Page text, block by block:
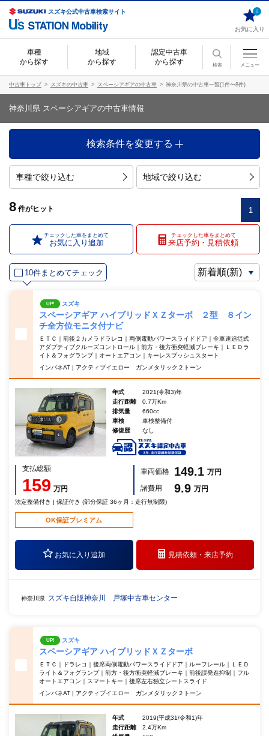
スズキ公式中古車検索サイト
お気に入り
0
車種
から探す
地域
から探す
認定中古車
から探す
検索 メニュー
中古車トップ スズキの中古車 スペーシアギアの中古車 神奈川県の中古車一覧(1件〜8件)
神奈川県 スペーシアギアの中古車情報
検索条件を変更する
車種で絞り込む 地域で絞り込む
8 件がヒット 1
チェックした車をまとめて
お気に入り追加
チェックした車をまとめて
来店予約・見積依頼
10件まとめてチェック
UP! スズキ
スペーシアギア ハイブリッドＸＺターボ ２型 ８イン
チ全方位モニタ付ナビ
ＥＴＣ｜前後２カメラドラレコ｜両側電動パワースライドドア｜全車速追従式
アダプティブクルーズコントロール｜前方・後方衝突軽減ブレーキ｜ＬＥＤラ
イト＆フォグランプ｜オートエアコン｜キーレスプッシュスタート
インパネAT | アクティブイエロー ガンメタリック２トーン
年式
2021(令和3)年
走行距離
0.7万Km
排気量
660cc
車検
車検整備付
修復歴
なし
支払総額
159 万円
車両価格 149.1 万円
諸費用
9.9 万円
法定整備付き | 保証付き (部分保証 36ヶ月：走行無制限)
OK保証プレミアム
お気に入り追加 見積依頼・来店予約
神奈川県 スズキ自販神奈川 戸塚中古車センター
UP! スズキ
スペーシアギア ハイブリッドＸＺターボ
ＥＴＣ｜ドラレコ｜後席両側電動パワースライドドア｜ルーフレール｜ＬＥＤ
ライト＆フォグランプ｜前方・後方衝突軽減ブレーキ｜前後誤発進抑制｜フル
オートエアコン｜スマートキー｜後席左右独立シートスライド
インパネAT | アクティブイエロー ガンメタリック２トーン
年式
2019(平成31/令和1)年
走行距離
2.4万Km